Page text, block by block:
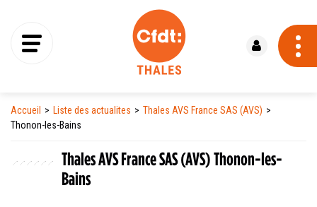
Accueil Liste des actualites
Thales AVS France SAS (AVS)
Thonon-les-Bains
Thales AVS France SAS (AVS) Thonon-les-
Bains